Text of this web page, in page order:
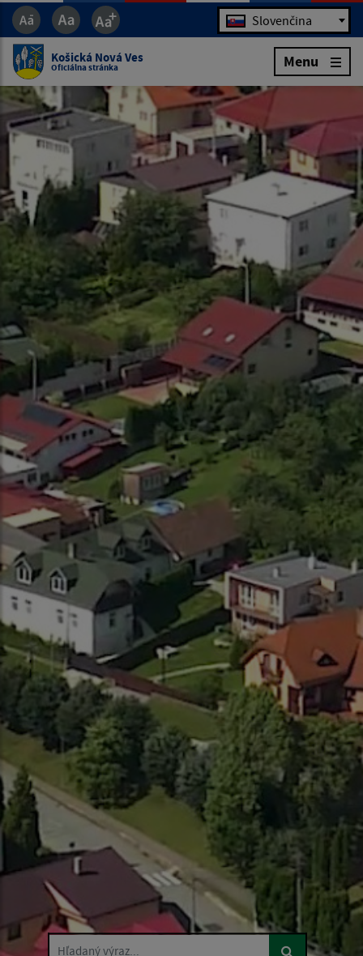
Jazyk Slovenčina
Košická Nová Ves
Oficiálna stránka Menu
Hľadaný výraz...